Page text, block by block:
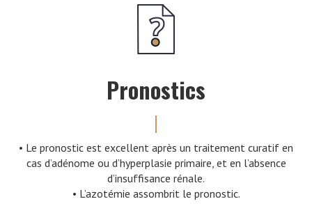
Pronostics
• Le pronostic est excellent après un traitement curatif en
cas d’adénome ou d’hyperplasie primaire, et en l’absence
d’insuffisance rénale.
• L’azotémie assombrit le pronostic.